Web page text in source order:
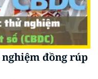
đồng rúp